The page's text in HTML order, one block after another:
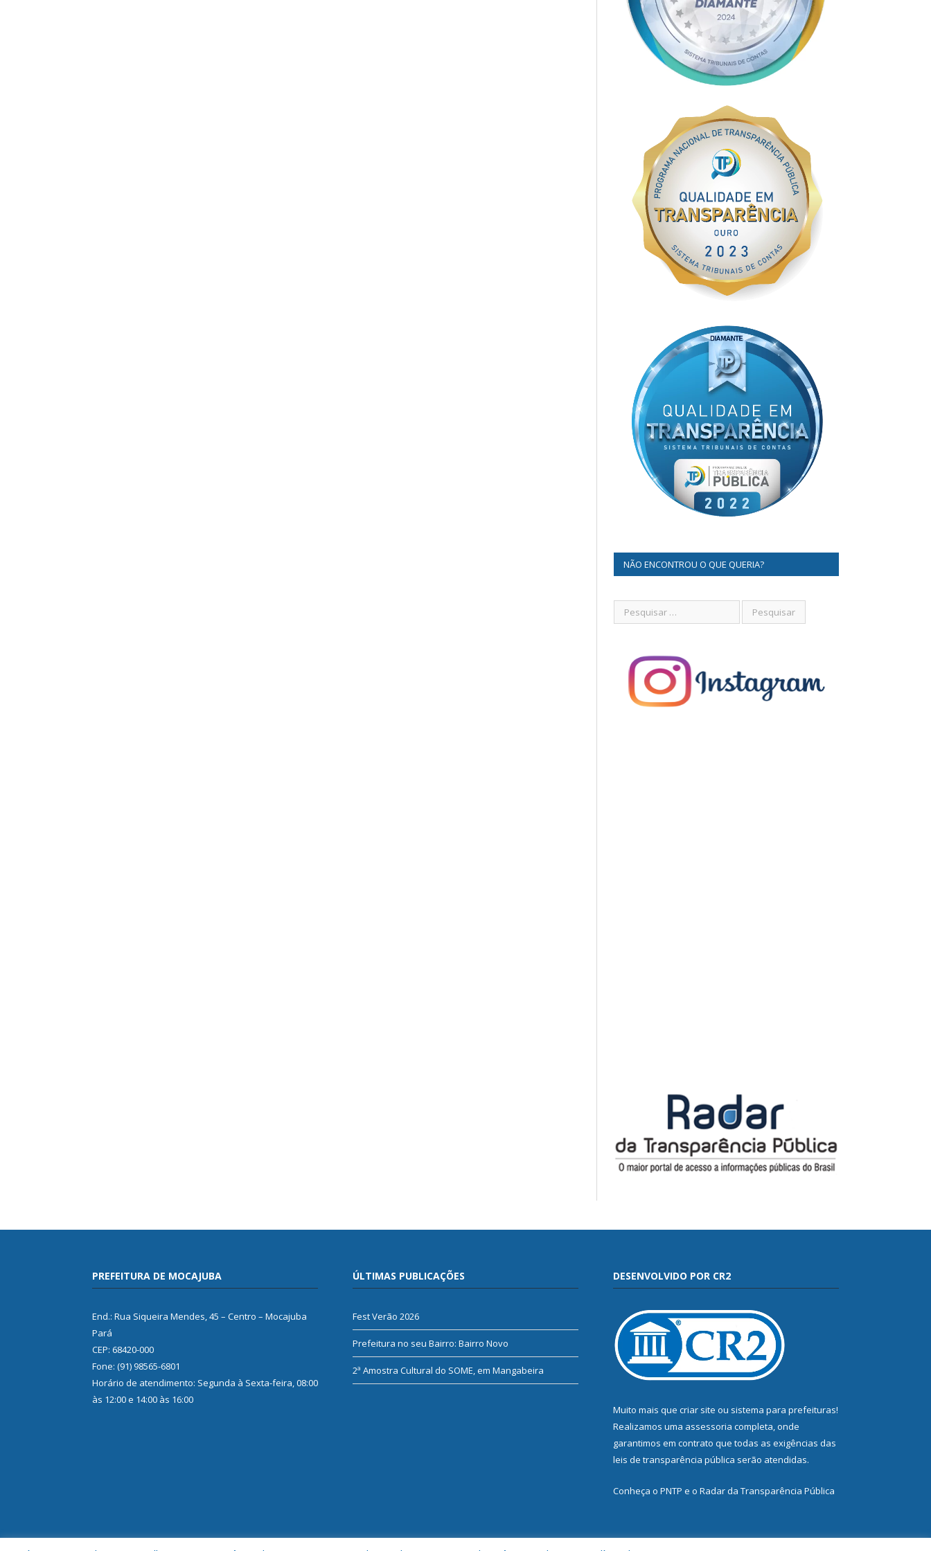
NÃO ENCONTROU O QUE QUERIA?
PREFEITURA DE MOCAJUBA
End.: Rua Siqueira Mendes, 45 – Centro – Mocajuba
Pará
CEP: 68420-000
Fone: (91) 98565-6801
Horário de atendimento: Segunda à Sexta-feira, 08:00
às 12:00 e 14:00 às 16:00
ÚLTIMAS PUBLICAÇÕES
Fest Verão 2026
Prefeitura no seu Bairro: Bairro Novo
2ª Amostra Cultural do SOME, em Mangabeira
DESENVOLVIDO POR CR2
Muito mais que criar site ou sistema para prefeituras!
Realizamos uma assessoria completa, onde
garantimos em contrato que todas as exigências das
leis de transparência pública serão atendidas.
Conheça o PNTP e o Radar da Transparência Pública